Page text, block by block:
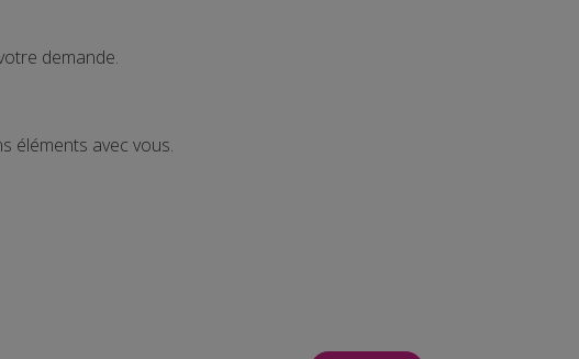
demande.
éléments avec vous.